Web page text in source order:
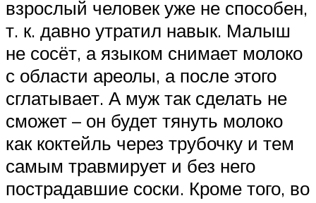
взрослый человек уже не способен,
т. к. давно утратил навык. Малыш
не сосёт, а языком снимает молоко
с области ареолы, а после этого
сглатывает. А муж так сделать не
сможет – он будет тянуть молоко
как коктейль через трубочку и тем
самым травмирует и без него
пострадавшие соски. Кроме того, во